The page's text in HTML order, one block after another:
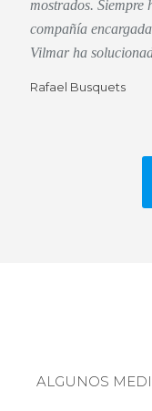
mostrados. Siempre
compañía
Vilmar ha
Rafael Busquets
ALGUNOS